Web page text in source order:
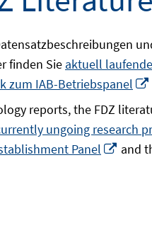
finden Sie aktuell
zum IAB-Betriebspanel
reports, the FDZ
ungoing research
Panel
In
and